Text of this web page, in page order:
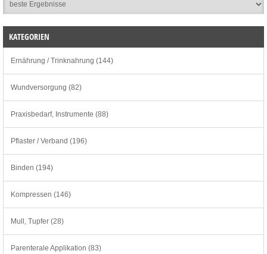
KATEGORIEN
Ernährung / Trinknahrung (144)
Wundversorgung (82)
Praxisbedarf, Instrumente (88)
Pflaster / Verband (196)
Binden (194)
Kompressen (146)
Mull, Tupfer (28)
Parenterale Applikation (83)